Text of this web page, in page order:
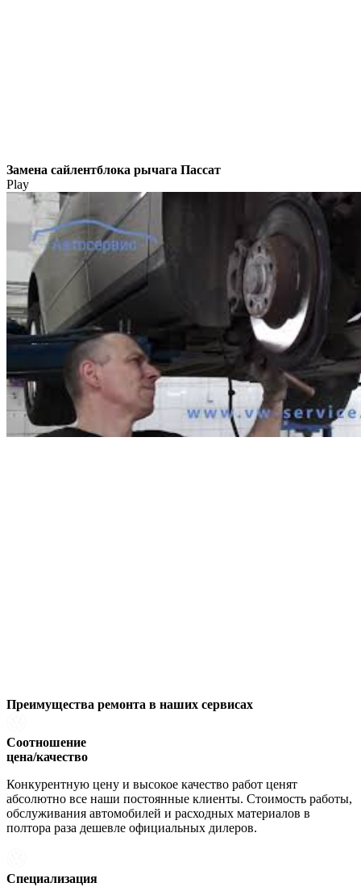
Замена сайлентблока рычага Пассат
Play
Преимущества ремонта в наших сервисах
Соотношение
цена/качество
Конкурентную цену и высокое качество работ ценят
абсолютно все наши постоянные клиенты. Стоимость работы,
обслуживания автомобилей и расходных материалов в
полтора раза дешевле официальных дилеров.
Специализация